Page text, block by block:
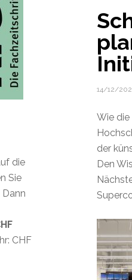
14/12/
Wie die
der
Den
die
Sie
CHF